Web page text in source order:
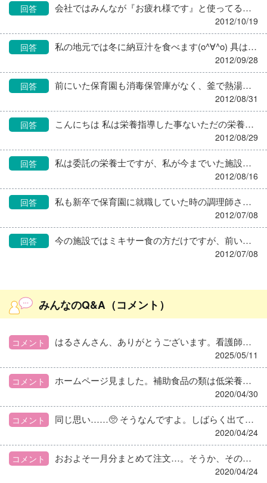
回答 会社ではみんなが『お疲れ様です』と使ってるので気になりません。私はお疲れ様→目上の人に ご苦労様→目下(?)の人に 使うと教わった気がします。 それよりも気になるのは、業者さんで『お疲れ様です』と使う人（笑）『お世話様です』じゃないのかな…(^_^;)と、違和感を感じてしまって、お疲れ様ですと返せません（笑） 『ど～も』ってごまかしてます
2012/10/19
回答 私の地元では冬に納豆汁を食べます(o^∀^o) 具は各家庭によって違いますが、里芋、油揚げ、山菜、ねぎ又はセリです。 ちゃんとスーパーに、納豆汁の具と素が売ってあります。 施設でも作りますが、納豆は味噌を溶いてから入れるので納豆禁の人の分は先に寄せておいてます。
2012/09/28
回答 前にいた保育園も消毒保管庫がなく、釜で熱湯消毒してました 食器は未満児がメラミン食器、以上児が強化磁器を使用してました。 熱湯消毒でもメラミンのコーティング剥げてましたねぇ(-_-#) 次亜だとコーティングが『焼ける』って言ってましたね…(業者さんが) 毎日火傷しそうで怖かった（笑）消毒保管庫、入れてくれるといいですね(^_^A)
2012/08/31
回答 こんにちは 私は栄養指導した事ないただの栄養士ですが、何年か前に歯医者行った時に、栄養指導を受けました。(歯医者で栄養士って、田舎では珍しいって思ったので) 歯医者の栄養指導は保険が効かず、4500円ほど取られました 妹が医療事務なので、病院でもこんなにお金かかるの と聞いた所、『歯医者は普通の病院と違うからわかんない(-_-)』だそうで（笑） それを思えば、安いと思ってしまいます（笑）
2012/08/29
回答 私は委託の栄養士ですが、私が今までいた施設では検食代はもらっていません…よ 少なくとも今の施設ではもらっていません。理由はすみません、忘れました…。
2012/08/16
回答 私も新卒で保育園に就職していた時の調理師さんとのやり取りを思い出しました。今になって自分、生意気だったなーとおもいだすと恥ずかしくなってしまいます。(でもその人は新卒の若い(当時は)子が!!って、面白くない思いもしていたと思います) 保育園を辞めて今の委託会社に入って暫くして、新規オープンの事業所の責任者になってからワンマンぶりが復活(笑)パートさんとぶつかることがしょっちゅうで、委託会社の係長が間に入ってくれたり… 係長がパートさんの意見を聞いたところ、私は『すみません』と言わない。と注意されました。 結局はコミュニケーションですかね。今も自分の母親よりも年上の人たちと仕事しているので、いろいろ相談したり、聞いたりしたら『頼られてる』と面白くなる人がほとんどだと思いますので、ちょっとおバカなふりをしてみるのもいいかもしれません。(持ち上げる…?) まとまらず、長々と失礼しました…。
2012/07/08
回答 今の施設ではミキサー食の方だけですが、前いた施設ではソフティアgel、プリンプリン、スベラカーゼなどの粉をミキサー食みたいに使っていたり、市販されているソフト食なども使っていましたよ。 業者さんにサンプル依頼してみると、結構貰えたりしますよ。
2012/07/08
みんなのQ&A（コメント）
コメント はるさんさん、ありがとうございます。看護師さんの口撃がいつも勢い強いのと、たまにトンデモ理論をかます人なので負けそうになりますが… 最後の『ばーか』に笑わせてもらいました!!ちょっとモヤモヤしてましたが、美しい日本語で言い返したいと思います！
2025/05/11
コメント ホームページ見ました。補助食品の類は低栄養や嚥下障害のある人の為だと思い込みがありました。常食の方でも、私たちでも食べて良い物ですもんね(^^; 参考になります。ありがとうございました。
2020/04/30
コメント 同じ思い……🥺 そうなんですよ。しばらく出てないのにしかも１人じゃなく複数人いたり。 体調不良なので結局食止めになって亡くなってしまい、残る在庫……。 使いたくないわけじゃないの、なぜ今、出来ればもうちょっと早く……なんて不謹慎かもしれないけど思ってしまいます。
2020/04/24
コメント おおよそ一月分まとめて注文…。そうか、その手がありましたか!!連休が来ると気持ちだけが焦ってしまってあまり使用頻度の高くない調味料とかは不安になってストックしてしまうのに… そして私も近場のスーパーに買いに走ることが多々ありますよ(泣) 前には魚を忘れた😱 うどん忘れた😱 なんて事もありました………。確認してるつもりなのに………
2020/04/24